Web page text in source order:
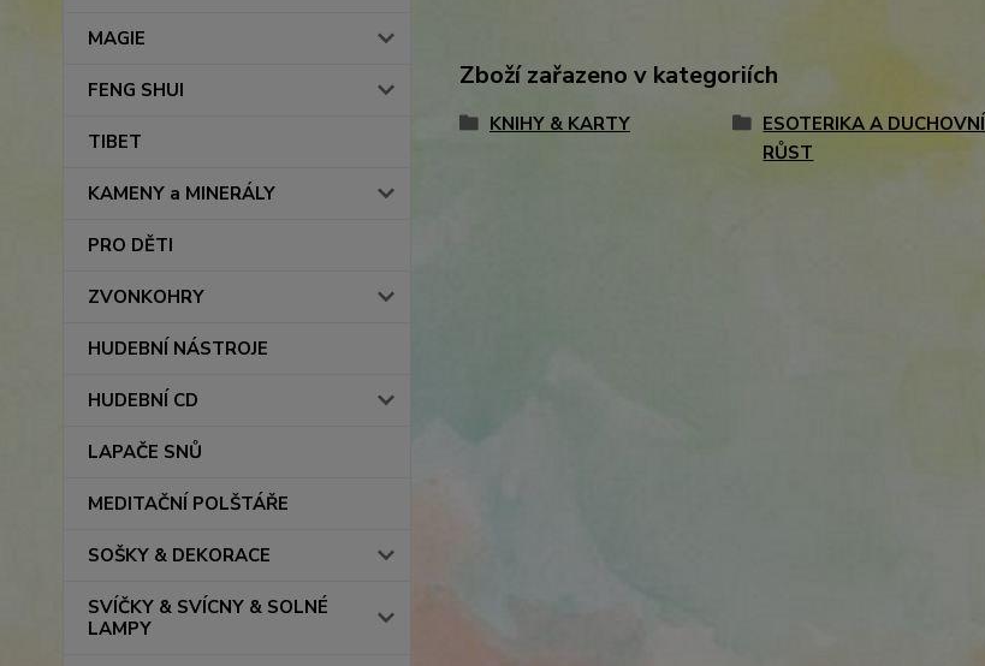
MAGIE
FENG SHUI
TIBET
KAMENY a MINERÁLY
PRO DĚTI
ZVONKOHRY
HUDEBNÍ NÁSTROJE
HUDEBNÍ CD
LAPAČE SNŮ
MEDITAČNÍ POLŠTÁŘE
SOŠKY & DEKORACE
SVÍČKY & SVÍCNY & SOLNÉ
LAMPY
Zboží zařazeno v kategoriích
KNIHY & KARTY
ESOTERIKA A DUCHOVNÍ
RŮST